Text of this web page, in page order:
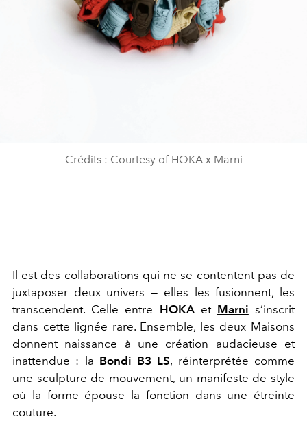
Crédits : Courtesy of HOKA x Marni
Il est des collaborations qui ne se contentent pas de
juxtaposer deux univers — elles les fusionnent, les
transcendent. Celle entre HOKAet Marni s’inscrit
dans cette lignée rare. Ensemble, les deux Maisons
donnent naissance à une création audacieuse et
inattendue : la Bondi B3 LS, réinterprétée comme
une sculpture de mouvement, un manifeste de style
où la forme épouse la fonction dans une étreinte
couture.